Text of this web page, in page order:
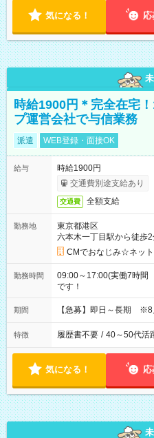
気になる！ 応
時給1900円＊完全在宅
プ運営会社で与信業務
派遣 WEB登録・面接OK
給与
時給1900円
交通費別途支給あり
交通費 全額支給
勤務地
東京都港区
六本木一丁目駅から徒歩
CMでおなじみ☆ネッ
勤務時間
09:00～17:00(実働7時
です！
期間 【急募】即日～長期 ※8
特徴 履歴書不要 / 40～50代活
気になる！ 応